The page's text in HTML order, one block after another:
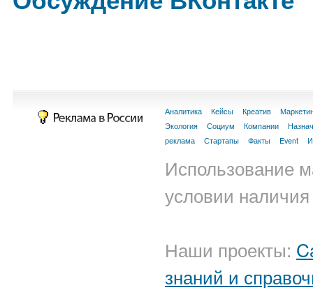
Аналитика Кейсы Креатив
Экология
Социум Компании
реклама
Стартапы Факты Event
Использование
условии
Наши проекты:
знаний и